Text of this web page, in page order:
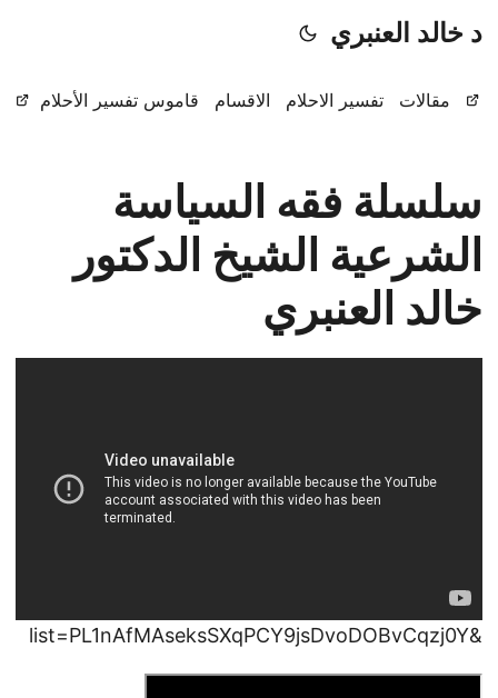
د خالد العنبري
مقالات تفسير الاحلام الاقسام قاموس تفسير الأحلام
سلسلة فقه السياسة
الشرعية الشيخ الدكتور
خالد العنبري
&list=PL1nAfMAseksSXqPCY9jsDvoDOBvCqzj0Y